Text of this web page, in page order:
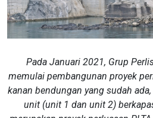
​​​​​​Pada Januari 2021, Grup
memulai pembangunan proyek
kanan bendungan yang sudah
unit (unit 1 dan unit 2)